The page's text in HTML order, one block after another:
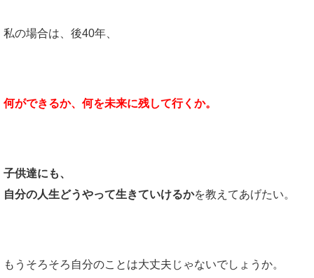
私の場合は、後40年、
何ができるか、何を未来に残して行くか。
子供達にも、
自分の人生どうやって生きていけるかを教えてあげたい。
もうそろそろ自分のことは大丈夫じゃないでしょうか。